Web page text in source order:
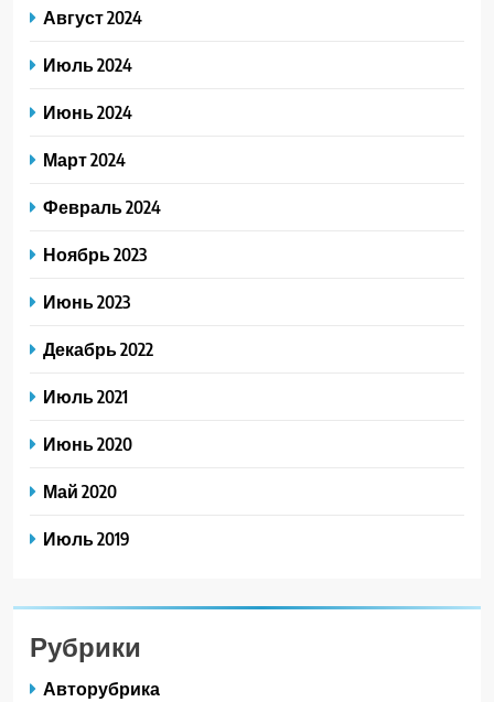
Август 2024
Июль 2024
Июнь 2024
Март 2024
Февраль 2024
Ноябрь 2023
Июнь 2023
Декабрь 2022
Июль 2021
Июнь 2020
Май 2020
Июль 2019
Рубрики
Авторубрика